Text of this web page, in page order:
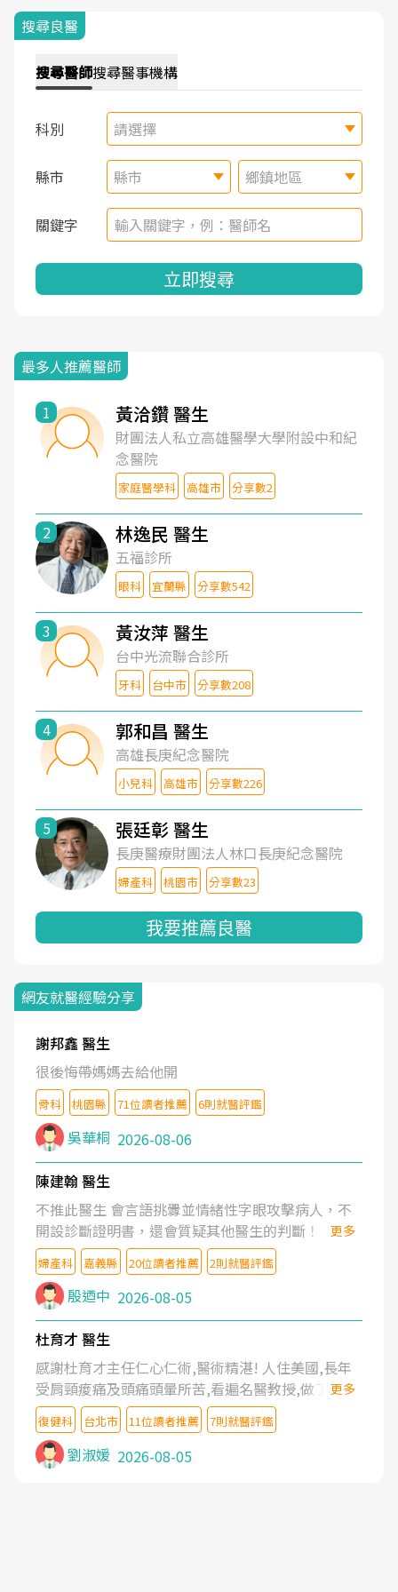
搜尋良醫
搜尋醫師搜尋醫事機構
科別 請選擇
縣市 縣市 鄉鎮地區
關鍵字
立即搜尋
最多人推薦醫師
1 黃洽鑽 醫生
財團法人私立高雄醫學大學附設中和紀
念醫院
家庭醫學科 高雄市 分享數2
2 林逸民 醫生
五福診所
眼科 宜蘭縣 分享數542
3 黃汝萍 醫生
台中光流聯合診所
牙科 台中市 分享數208
4 郭和昌 醫生
高雄長庚紀念醫院
小兒科 高雄市 分享數226
5 張廷彰 醫生
長庚醫療財團法人林口長庚紀念醫院
婦產科 桃園市 分享數23
我要推薦良醫
網友就醫經驗分享
謝邦鑫 醫生
很後悔帶媽媽去給他開
骨科 桃園縣 71位讀者推薦 6則就醫評鑑
吳華桐 2026-08-06
陳建翰 醫生
不推此醫生 會言語挑釁並情緒性字眼攻擊病人，不
開設診斷證明書，還會質疑其他醫生的判斷！
更多
婦產科 嘉義縣 20位讀者推薦 2則就醫評鑑
殷迺中 2026-08-05
杜育才 醫生
感謝杜育才主任仁心仁術,醫術精湛! 人住美國,長年
受肩頸痠痛及頭痛頭暈所苦,看遍名醫教授,做了各種
檢查,也嘗試過西醫打針,中醫針灸及物理徒手治療都
沒有用,後來連吃到嗎啡類止痛藥都效果有限,只是壓
症狀,沒多久就痛起來,多年失眠嚴重影響生活品質.
台灣親友介紹忠孝醫院杜育才主任是頸頭症候群專
更多
復健科 台北市 11位讀者推薦 7則就醫評鑑
劉淑媛 2026-08-05